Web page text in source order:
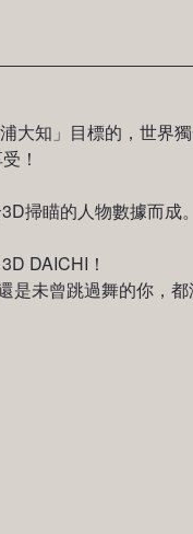
大知」目標的，世
！
掃瞄的人物數據而
DAICHI！
未曾跳過舞的你，都